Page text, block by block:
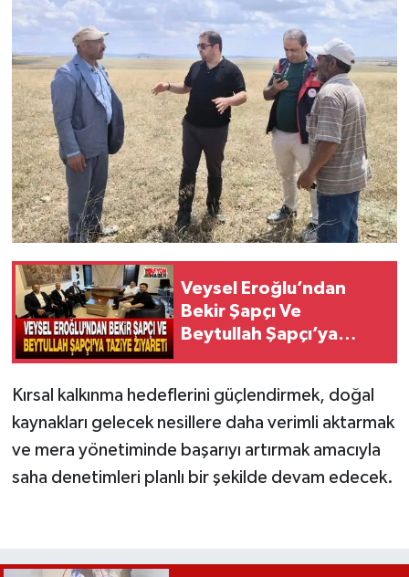
Veysel Eroğlu’ndan
Bekir Şapçı Ve
Beytullah Şapçı’ya
Kırsal kalkınma hedeflerini güçlendirmek, doğal
kaynakları gelecek nesillere daha verimli aktarmak
ve mera yönetiminde başarıyı artırmak amacıyla
saha denetimleri planlı bir şekilde devam edecek.